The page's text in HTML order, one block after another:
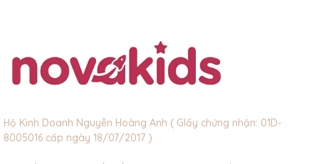
Hộ Kinh Doanh Nguyễn Hoàng Anh ( GIấy chứng nhận: 01D-
8005016 cấp ngày 18/07/2017 )